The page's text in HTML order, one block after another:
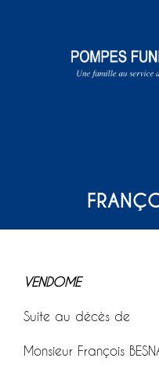
VENDOME
Suite au décès de
Monsieur François